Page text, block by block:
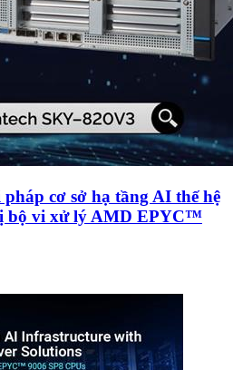
cơ sở hạ tầng AI thế hệ
bộ vi xử lý AMD EPYC™